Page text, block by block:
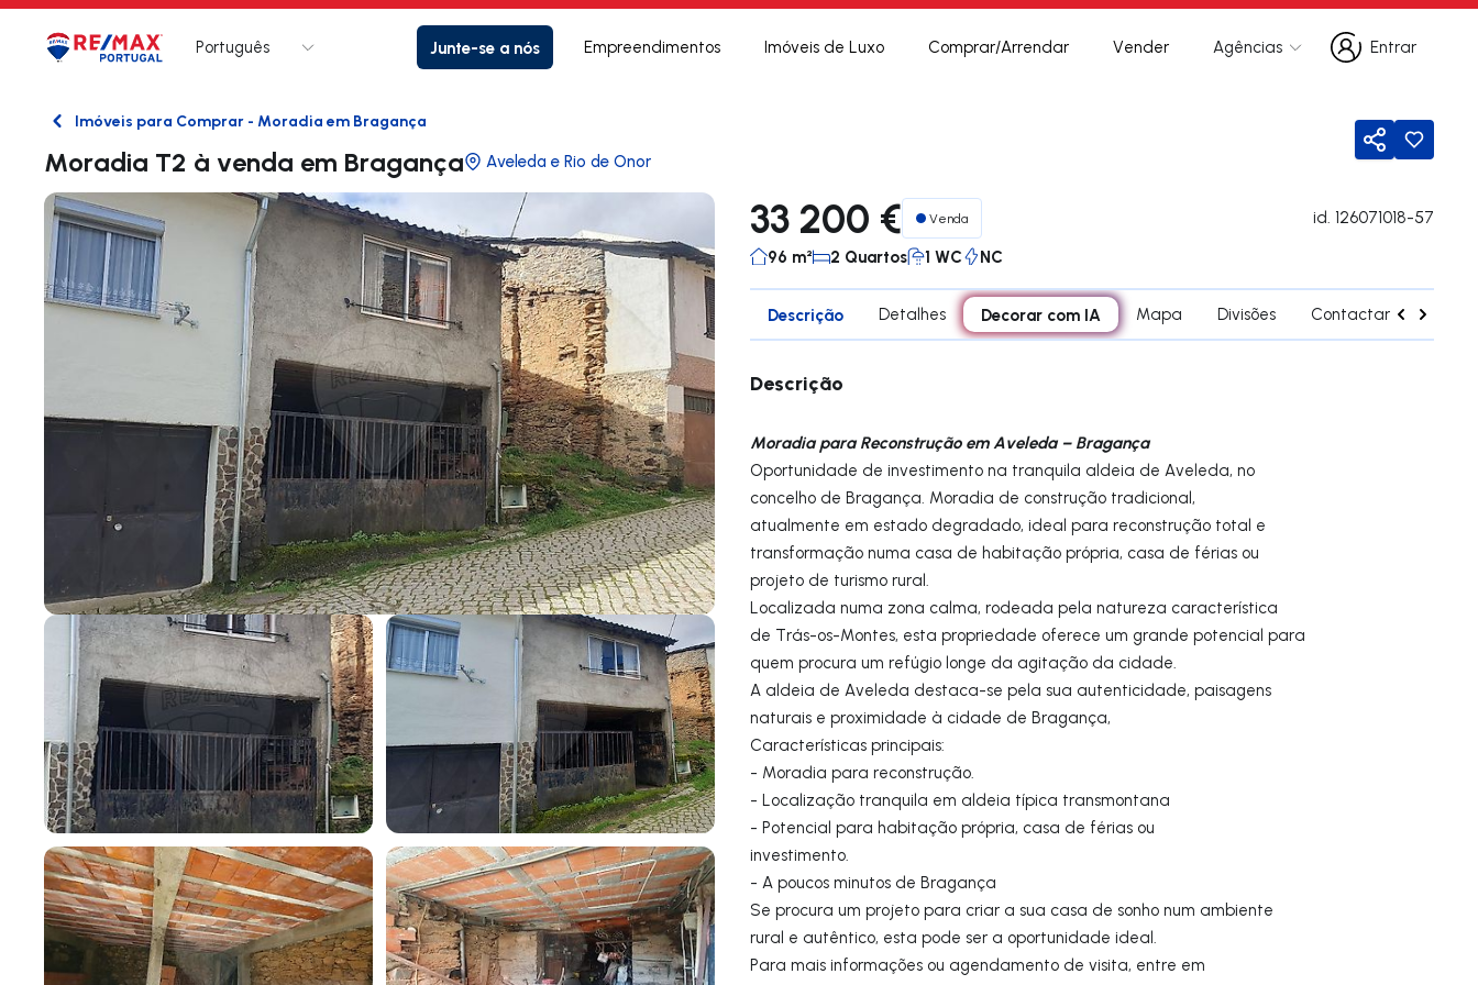
Logo Ir para página inicial
Português Junte-se a nós Empreendimentos Imóveis de Luxo Comprar/Arrendar Vender Agências
Entrar
Entrar
VoltarImóveis para Comprar - Moradia em Bragança
Moradia T2 à venda em Bragança Aveleda e Rio de Onor Partilhar
33 200 € Venda id. 126071018-57
96 m² 2 Quartos 1 WC NC
Descrição Detalhes Decorar com IA Mapa Divisões Contactar agente
Descrição
Moradia para Reconstrução em Aveleda – Bragança
Oportunidade de investimento na tranquila aldeia de Aveleda, no
concelho de Bragança. Moradia de construção tradicional,
atualmente em estado degradado, ideal para reconstrução total e
transformação numa casa de habitação própria, casa de férias ou
projeto de turismo rural.
Localizada numa zona calma, rodeada pela natureza característica
de Trás-os-Montes, esta propriedade oferece um grande potencial para
quem procura um refúgio longe da agitação da cidade.
A aldeia de Aveleda destaca-se pela sua autenticidade, paisagens
naturais e proximidade à cidade de Bragança,
Características principais:
- Moradia para reconstrução.
- Localização tranquila em aldeia típica transmontana
- Potencial para habitação própria, casa de férias ou
investimento.
- A poucos minutos de Bragança
Se procura um projeto para criar a sua casa de sonho num ambiente
rural e autêntico, esta pode ser a oportunidade ideal.
Para mais informações ou agendamento de visita, entre em